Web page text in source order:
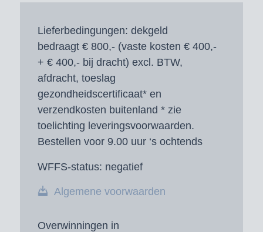
Lieferbedingungen: dekgeld
bedraagt € 800,- (vaste kosten € 400,-
+ € 400,- bij dracht) excl. BTW,
afdracht, toeslag
gezondheidscertificaat* en
verzendkosten buitenland * zie
toelichting leveringsvoorwaarden.
Bestellen voor 9.00 uur ‘s ochtends
WFFS-status: negatief
Algemene voorwaarden
Overwinningen in